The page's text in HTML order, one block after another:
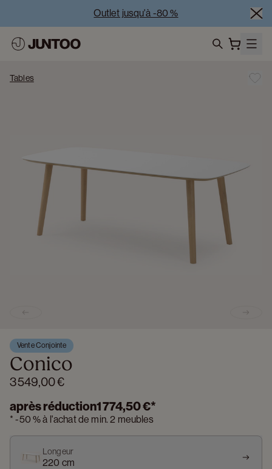
Outlet jusqu'à -80 %
Tables
Vente Conjointe
Conico
3 549,00 €
après réduction1 774,50 €*
*-50 %à l'achat de min. 2 meubles
Longeur
220 cm